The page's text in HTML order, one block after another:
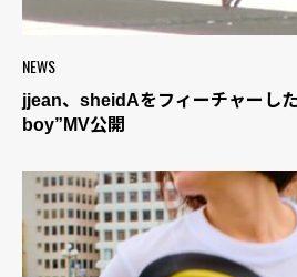
NEWS
jjean、sheidAをフィーチャーし
boy”MV公開